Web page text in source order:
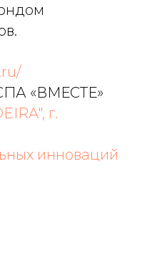
«ВМЕСТЕ»
г.
инноваций